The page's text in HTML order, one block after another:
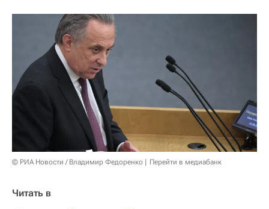
© РИА Новости / Владимир Федоренко Перейти в медиабанк
Читать в